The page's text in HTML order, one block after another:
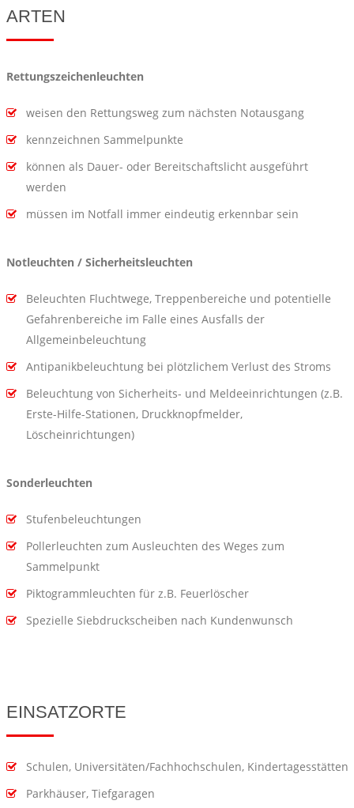
ARTEN
Rettungszeichenleuchten
weisen den Rettungsweg zum nächsten Notausgang
kennzeichnen Sammelpunkte
können als Dauer- oder Bereitschaftslicht ausgeführt
werden
müssen im Notfall immer eindeutig erkennbar sein
Notleuchten / Sicherheitsleuchten
Beleuchten Fluchtwege, Treppenbereiche und potentielle
Gefahrenbereiche im Falle eines Ausfalls der
Allgemeinbeleuchtung
Antipanikbeleuchtung bei plötzlichem Verlust des Stroms
Beleuchtung von Sicherheits- und Meldeeinrichtungen (z.B.
Erste-Hilfe-Stationen, Druckknopfmelder,
Löscheinrichtungen)
Sonderleuchten
Stufenbeleuchtungen
Pollerleuchten zum Ausleuchten des Weges zum
Sammelpunkt
Piktogrammleuchten für z.B. Feuerlöscher
Spezielle Siebdruckscheiben nach Kundenwunsch
EINSATZORTE
Schulen, Universitäten/Fachhochschulen, Kindertagesstätten
Parkhäuser, Tiefgaragen